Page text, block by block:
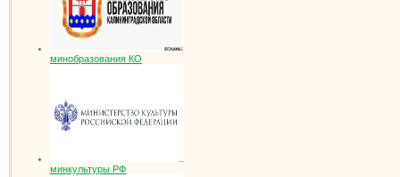
минобразования КО
минкультуры РФ